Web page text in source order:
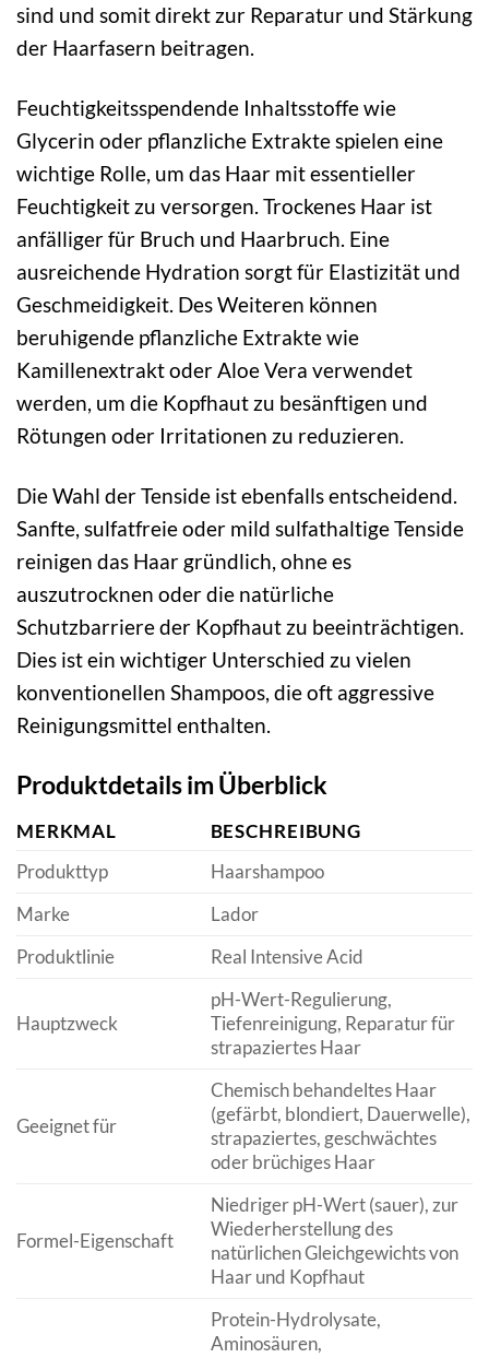
sind und somit direkt zur Reparatur und Stärkung
der Haarfasern beitragen.
Feuchtigkeitsspendende Inhaltsstoffe wie
Glycerin oder pflanzliche Extrakte spielen eine
wichtige Rolle, um das Haar mit essentieller
Feuchtigkeit zu versorgen. Trockenes Haar ist
anfälliger für Bruch und Haarbruch. Eine
ausreichende Hydration sorgt für Elastizität und
Geschmeidigkeit. Des Weiteren können
beruhigende pflanzliche Extrakte wie
Kamillenextrakt oder Aloe Vera verwendet
werden, um die Kopfhaut zu besänftigen und
Rötungen oder Irritationen zu reduzieren.
Die Wahl der Tenside ist ebenfalls entscheidend.
Sanfte, sulfatfreie oder mild sulfathaltige Tenside
reinigen das Haar gründlich, ohne es
auszutrocknen oder die natürliche
Schutzbarriere der Kopfhaut zu beeinträchtigen.
Dies ist ein wichtiger Unterschied zu vielen
konventionellen Shampoos, die oft aggressive
Reinigungsmittel enthalten.
Produktdetails im Überblick
MERKMAL
BESCHREIBUNG
Produkttyp
Haarshampoo
Marke
Lador
Produktlinie
Real Intensive Acid
Hauptzweck
pH-Wert-Regulierung,
Tiefenreinigung, Reparatur für
strapaziertes Haar
Geeignet für
Chemisch behandeltes Haar
(gefärbt, blondiert, Dauerwelle),
strapaziertes, geschwächtes
oder brüchiges Haar
Formel-Eigenschaft
Niedriger pH-Wert (sauer), zur
Wiederherstellung des
natürlichen Gleichgewichts von
Haar und Kopfhaut
Protein-Hydrolysate,
Aminosäuren,